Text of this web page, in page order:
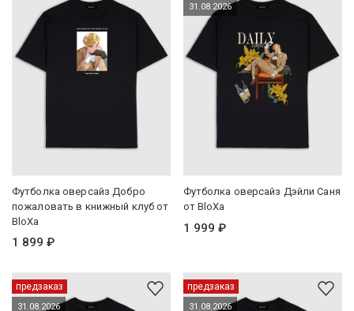
Футболка оверсайз Добро
пожаловать в книжный клуб от
BloXa
1 899 ₽
31.08.2026
Футболка оверсайз Дэйли Саня
от BloXa
1 999 ₽
предзаказ
31.08.2026
предзаказ
31.08.2026